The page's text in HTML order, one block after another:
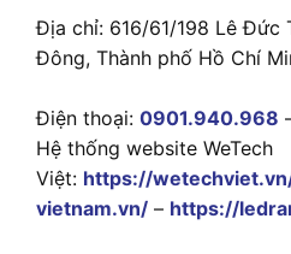
Địa chỉ: 616/61/198 Lê Đức
Đông, Thành phố Hồ Chí
Điện thoại: 0901.940.968
Hệ thống website WeTech
Việt: https://
vietnam.vn/ – https://